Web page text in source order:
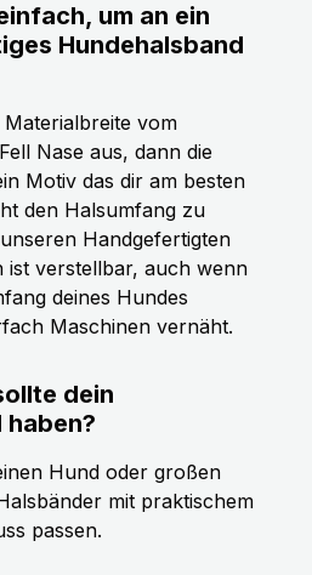
um an ein
Hundehalsband
Materialbreite vom
Nase aus, dann die
Motiv das dir am besten
den Halsumfang zu
Handgefertigten
ist verstellbar, auch wenn
deines Hundes
Maschinen vernäht.
dein
haben?
Hund oder großen
mit praktischem
passen.